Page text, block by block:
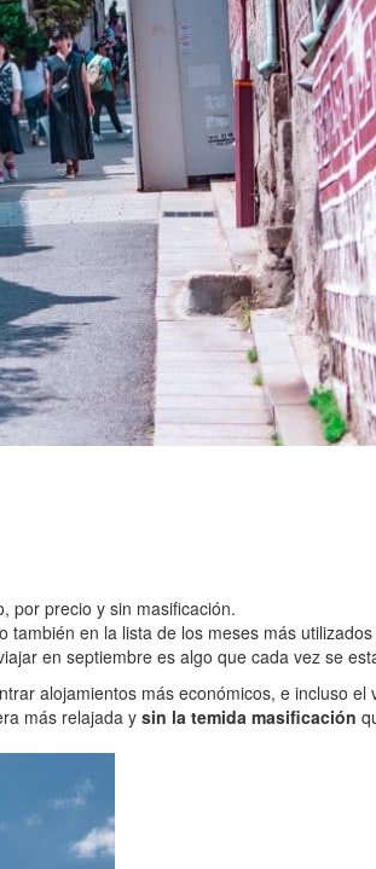
por precio y sin masificación.
en la lista de los meses más
en septiembre es algo que cada vez se
alojamientos más económicos, e incluso
más relajada y sin la temida masificación